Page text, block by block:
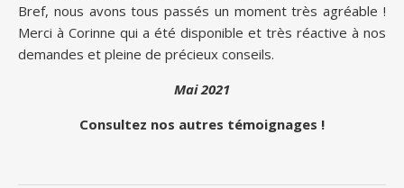
Bref, nous avons tous passés un moment très agréable !
Merci à Corinne qui a été disponible et très réactive à nos
demandes et pleine de précieux conseils.
Mai 2021
Consultez nos autres témoignages !